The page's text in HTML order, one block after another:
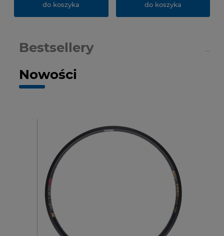
do koszyka do koszyka
Nowości
Bestsellery